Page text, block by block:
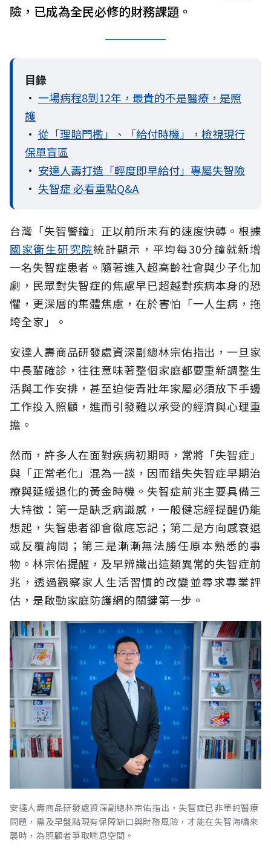
險，已成為全民必修的財務課題。
目錄
• 一場病程8到12年，最貴的不是醫療，是照
護
• 從「理賠門檻」、「給付時機」，檢視現行
保單盲區
• 安達人壽打造「輕度即早給付」專屬失智險
• 失智症 必看重點Q&A
台灣「失智警鐘」正以前所未有的速度快轉。根據
國家衛生研究院統計顯示，平均每30分鐘就新增
一名失智症患者。隨著進入超高齡社會與少子化加
劇，民眾對失智症的焦慮早已超越對疾病本身的恐
懼，更深層的集體焦慮，在於害怕「一人生病，拖
垮全家」。
安達人壽商品研發處資深副總林宗佑指出，一旦家
中長輩確診，往往意味著整個家庭都要重新調整生
活與工作安排，甚至迫使青壯年家屬必須放下手邊
工作投入照顧，進而引發難以承受的經濟與心理重
擔。
然而，許多人在面對疾病初期時，常將「失智症」
與「正常老化」混為一談，因而錯失失智症早期治
療與延緩退化的黃金時機。失智症前兆主要具備三
大特徵：第一是缺乏病識感，一般健忘經提醒仍能
想起，失智患者卻會徹底忘記；第二是方向感衰退
或反覆詢問；第三是漸漸無法勝任原本熟悉的事
物。林宗佑提醒，及早辨識出這類異常的失智症前
兆，透過觀察家人生活習慣的改變並尋求專業評
估，是啟動家庭防護網的關鍵第一步。
安達人壽商品研發處資深副總林宗佑指出，失智症已非單純醫療
問題，需及早盤點現有保障缺口與財務風險，才能在失智海嘯來
襲時，為照顧者爭取喘息空間。